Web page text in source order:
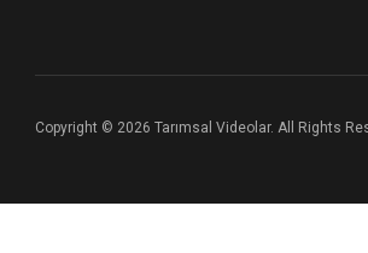
Copyright © 2026 Tarımsal Videolar. All Rights